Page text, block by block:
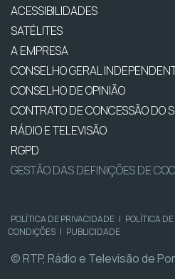
ACESSIBILIDADES
SATÉLITES
A EMPRESA
CONSELHO GERAL
CONSELHO DE OPINIÃO
CONTRATO DE CONCESSÃO DO
RÁDIO E TELEVISÃO
RGPD
GESTÃO DAS DEFINIÇÕES DE
POLÍTICA DE PRIVACIDADE | POLÍTICA
CONDIÇÕES | PUBLICIDADE
© RTP, Rádio e Televisão de